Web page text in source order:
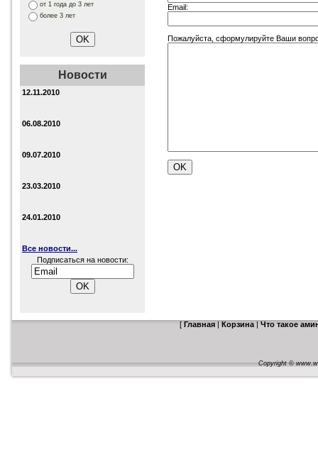
от 1 года до 3 лет
более 3 лет
Новости
12.11.2010
06.08.2010
09.07.2010
23.03.2010
24.01.2010
Все новости...
Подписаться на новости:
Email:
Пожалуйста, сформулируйте Ваши
[ Главная| Корзина| Что такое
Copyright ©